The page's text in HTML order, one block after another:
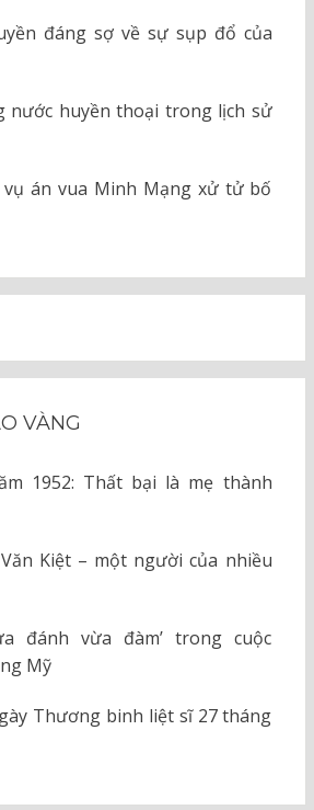
đáng sợ về sự sụp đổ của
nước huyền thoại trong lịch sử
án vua Minh Mạng xử tử bố
VÀNG
1952: Thất bại là mẹ thành
Kiệt – một người của nhiều
đánh vừa đàm’ trong cuộc
Mỹ
Thương binh liệt sĩ 27 tháng